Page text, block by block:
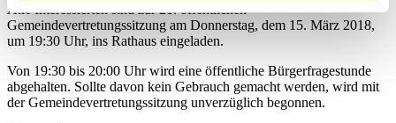
Alle Interessierten sind zur 21. öffentlichen
Gemeindevertretungssitzung am Donnerstag, dem 15. März 2018,
um 19:30 Uhr, ins Rathaus eingeladen.
Von 19:30 bis 20:00 Uhr wird eine öffentliche Bürgerfragestunde
abgehalten. Sollte davon kein Gebrauch gemacht werden, wird mit
der Gemeindevertretungssitzung unverzüglich begonnen.